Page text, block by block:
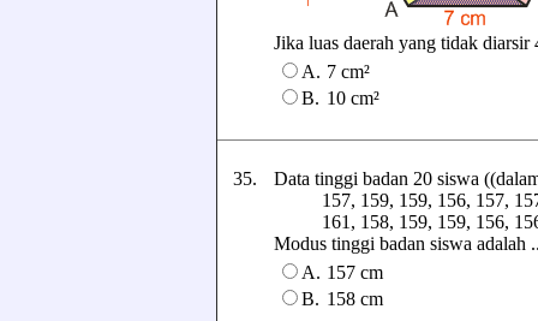
Jika luas daerah yang tidak diarsir
A. 7 cm²
B. 10 cm²
35.
Data tinggi badan 20 siswa
157, 159, 159, 156, 157,
161, 158, 159, 159, 156,
Modus tinggi badan siswa adalah
A. 157 cm
B. 158 cm